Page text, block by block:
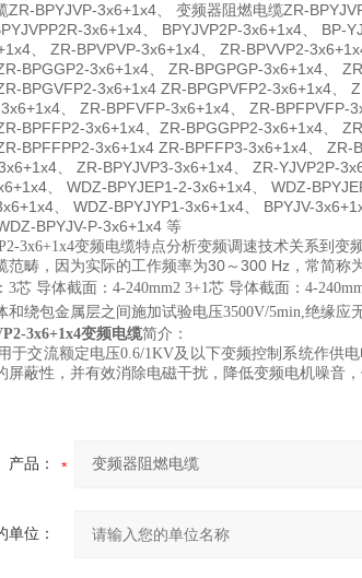
ZR-BPYJVP-3x6+1x4、 变频器阻燃电缆ZR-
3x6+1x4、 BPYJVP2P-3x6+1x4、 BP-
、 ZR-BPVPVP-3x6+1x4、 ZR-BPVVP2-
BPGGP2-3x6+1x4、 ZR-BPGPGP-3x6+1x4、
BPGVFP2-3x6+1x4 ZR-BPGPVFP2-3x6+1x4、
、 ZR-BPFVFP-3x6+1x4、 ZR-
BPFFP2-3x6+1x4、ZR-BPGGPP2-3x6+1x4、
BPFFPP2-3x6+1x4 ZR-BPFFP3-3x6+1x4、
、 ZR-BPYJVP3-3x6+1x4、 ZR-YJVP2P-
、 WDZ-BPYJEP1-2-3x6+1x4、 WDZ-
、 WDZ-BPYJYP1-3x6+1x4、 BPYJV-
BPYJV-P-3x6+1x4 等
3x6+1x4变频电缆特点分析变频调速技术关系到变
范畴，因为实际的工作频率为30～300 Hz ，常简称
3芯 导体截面：4-240mm2 3+1芯 导体截面：4-
和绕包金属层之间施加试验电压3500V/5min,绝缘应
3x6+1x4变频电缆简介：
交流额定电压0.6/1KV及以下变频控制系统作供
屏蔽性，并有效消除电磁干扰，降低变频电机噪音，
产品：
单位：